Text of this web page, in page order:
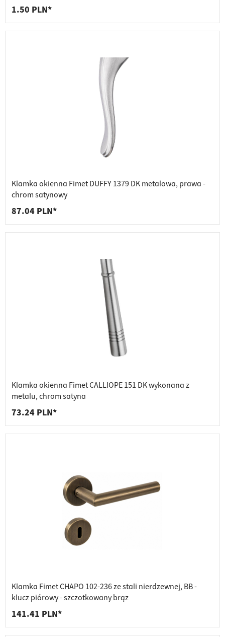
1.50 PLN*
Klamka okienna Fimet DUFFY 1379 DK metalowa, prawa -
chrom satynowy
87.04 PLN*
Klamka okienna Fimet CALLIOPE 151 DK wykonana z
metalu, chrom satyna
73.24 PLN*
Klamka Fimet CHAPO 102-236 ze stali nierdzewnej, BB -
klucz piórowy - szczotkowany brąz
141.41 PLN*